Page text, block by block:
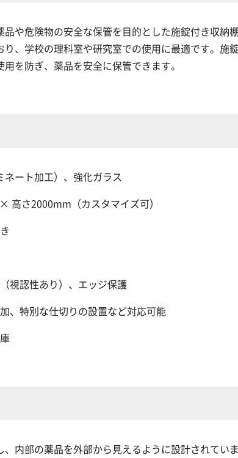
品や危険物の安全な保管を目的とした施錠付き収納
、学校の理科室や研究室での使用に最適です。施
を防ぎ、薬品を安全に保管できます。
ート加工）、強化ガラス
さ2000mm（カスタマイズ可）
視認性あり）、エッジ保護
、特別な仕切りの設置など対応可能
、内部の薬品を外部から見えるように設計されてい